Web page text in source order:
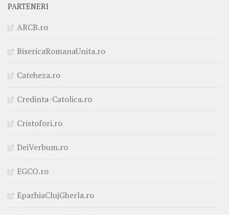
PARTENERI
ARCB.ro
BisericaRomanaUnita.ro
Cateheza.ro
Credinta-Catolica.ro
Cristofori.ro
DeiVerbum.ro
EGCO.ro
EparhiaClujGherla.ro